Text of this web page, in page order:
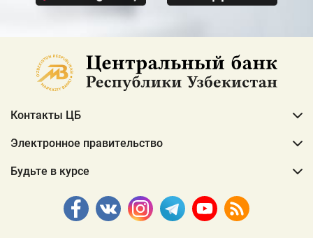
Контакты ЦБ
Электронное правительство
Будьте в курсе